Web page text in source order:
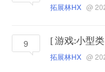
拓展林HX @
9 [游戏:小型类
拓展林HX @